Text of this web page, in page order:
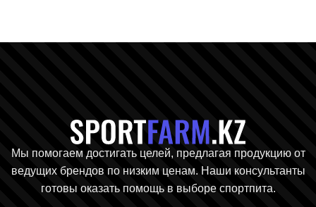
Мы помогаем достигать целей, предлагая продукцию от
ведущих брендов по низким ценам. Наши консультанты
готовы оказать помощь в выборе спортпита.